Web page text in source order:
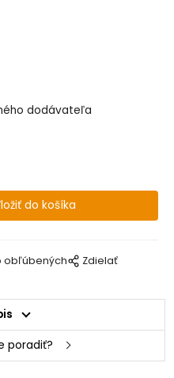
dodávateľa
obľúbených Zdielať
poradiť?